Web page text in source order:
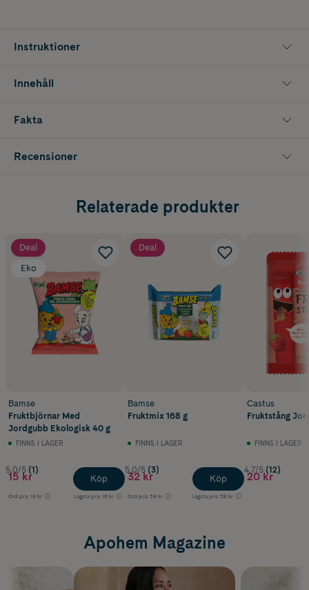
Instruktioner
Innehåll
Fakta
Recensioner
Relaterade produkter
Deal
Eko
Bamse
Fruktbjörnar Med
Jordgubb Ekologisk 40 g
FINNS I LAGER
5.0/5 (1)
15 kr
Ord.pris 19 kr Lägsta pris 16 kr
Köp
Deal
Bamse
Fruktmix 168 g
FINNS I LAGER
5.0/5 (3)
32 kr
Ord.pris 39 kr Lägsta pris 38 kr
Köp
Castus
Fruktstång
FINNS I LAGER
4.7/5 (12)
20 kr
Apohem Magazine